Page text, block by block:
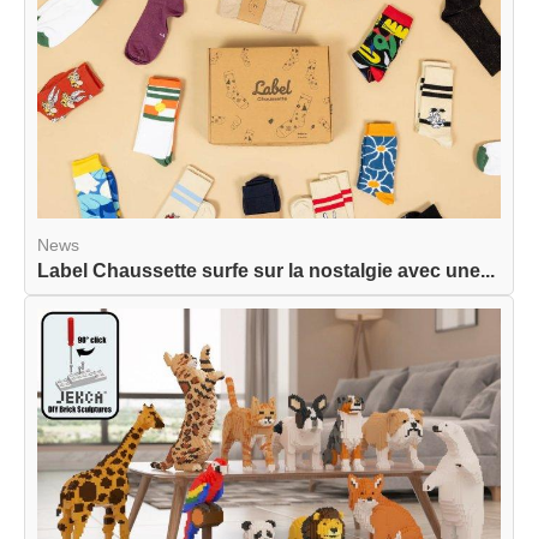
News
Label Chaussette surfe sur la nostalgie avec une...